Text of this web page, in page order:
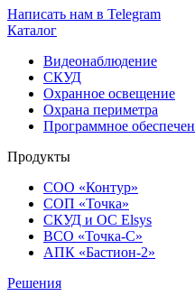
Написать нам в Telegram
Каталог
Видеонаблюдение
СКУД
Охранное освещение
Охрана периметра
Программное
Продукты
СОО «Контур»
СОП «Точка»
СКУД и ОС Elsys
ВСО «Точка-С»
АПК «Бастион-2»
Решения